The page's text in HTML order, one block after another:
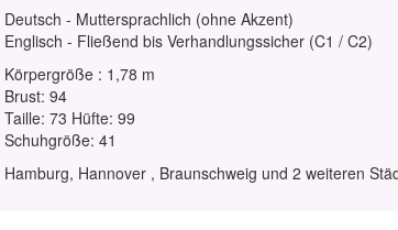
Deutsch - Muttersprachlich (ohne Akzent)
Englisch - Fließend bis Verhandlungssicher (C1 / C2)
Körpergröße : 1,78 m
Brust: 94
Taille: 73 Hüfte: 99
Schuhgröße: 41
Hamburg, Hannover , Braunschweig und 2 weiteren